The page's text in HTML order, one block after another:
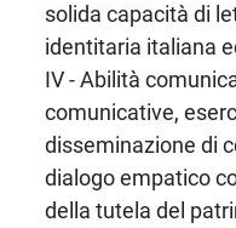
solida capacità di
identitaria italiana
IV - Abilità
comunicative,
disseminazione di
dialogo empatico
della tutela del